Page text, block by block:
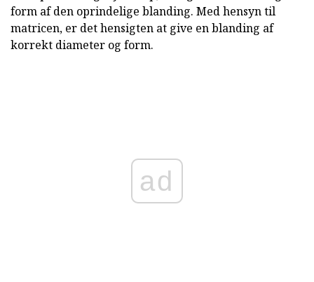
form af den oprindelige blanding. Med hensyn til
matricen, er det hensigten at give en blanding af
korrekt diameter og form.
ad